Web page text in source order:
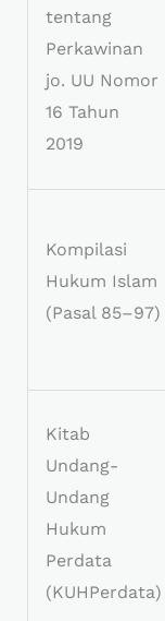
tentang
Perkawinan
jo. UU Nomor
16 Tahun
2019
Kompilasi
Hukum Islam
(Pasal 85–97)
Kitab
Undang-
Undang
Hukum
Perdata
(KUHPerdata)